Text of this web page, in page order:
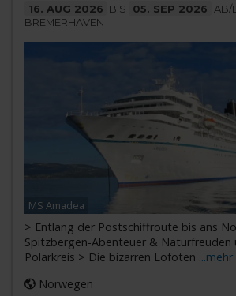
16. AUG 2026 BIS 05. SEP 2026
AB/
BREMERHAVEN
MS Amadea
> Entlang der Postschiffroute bis ans
Spitzbergen-Abenteuer & Naturfreuden
Polarkreis > Die bizarren Lofoten ...mehr
Norwegen